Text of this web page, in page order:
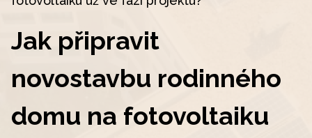
Jak připravit
novostavbu rodinného
domu na fotovoltaiku